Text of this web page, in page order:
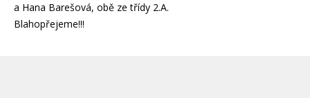
a Hana Barešová, obě ze třídy 2.A.
Blahopřejeme!!!